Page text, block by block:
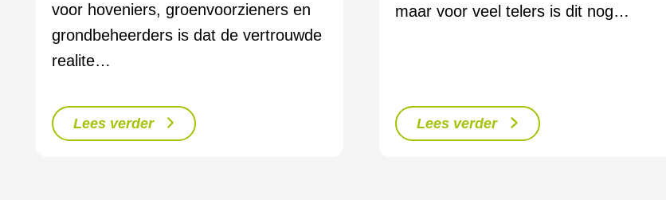
voor hoveniers, groenvoorzieners en
grondbeheerders is dat de vertrouwde
realite…
Lees verder
maar voor veel telers is dit nog…
Lees verder